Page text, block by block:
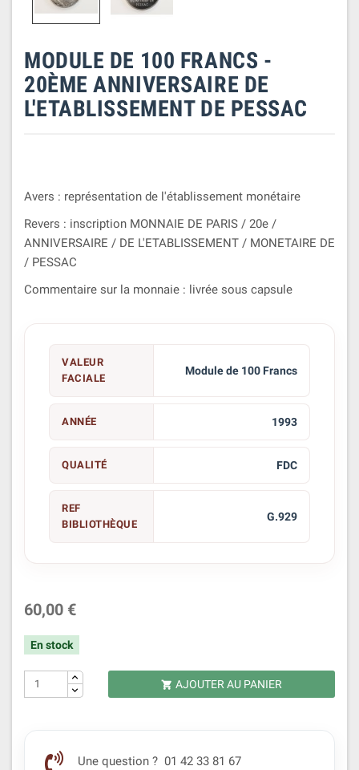
MODULE DE 100 FRANCS -
20ÈME ANNIVERSAIRE DE
L'ETABLISSEMENT DE PESSAC
Avers : représentation de l'établissement monétaire
Revers : inscription MONNAIE DE PARIS / 20e /
ANNIVERSAIRE / DE L'ETABLISSEMENT / MONETAIRE DE
/ PESSAC
Commentaire sur la monnaie : livrée sous capsule
VALEUR
FACIALE
Module de 100 Francs
ANNÉE 1993
QUALITÉ FDC
REF
BIBLIOTHÈQUE
G.929
60,00 €
En stock
 AJOUTER AU PANIER
Une question ? 01 42 33 81 67